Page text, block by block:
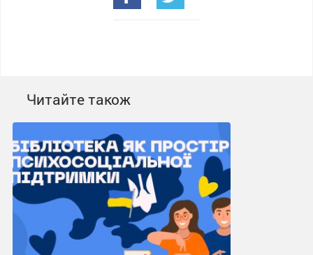
Читайте також